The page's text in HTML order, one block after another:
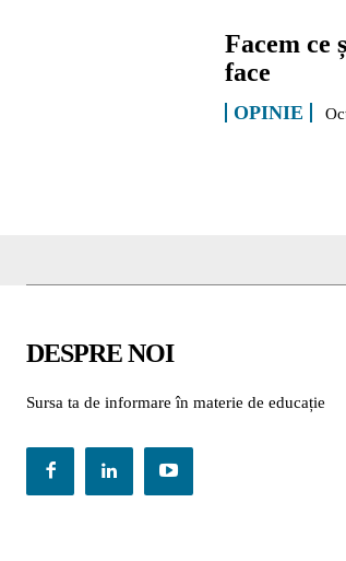
Facem ce
face
OPINIE
DESPRE NOI
Sursa ta de informare în materie de educație